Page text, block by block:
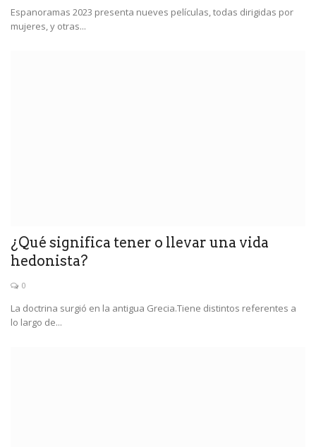
Espanoramas 2023 presenta nueves películas, todas dirigidas por
mujeres, y otras...
¿Qué significa tener o llevar una vida
hedonista?
0
La doctrina surgió en la antigua Grecia.Tiene distintos referentes a
lo largo de...